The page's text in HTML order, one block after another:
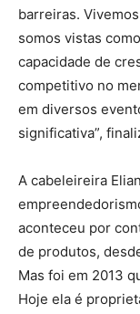
barreiras.
somos vistas
capacidade de
competitivo no
em diversos
significativa”,
A cabeleireira
aconteceu por
de produtos,
Mas foi em 2013
Hoje ela é